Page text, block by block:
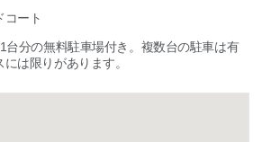
コート
台分の無料駐車場付き。複数台の駐車は有
は限りがあります。